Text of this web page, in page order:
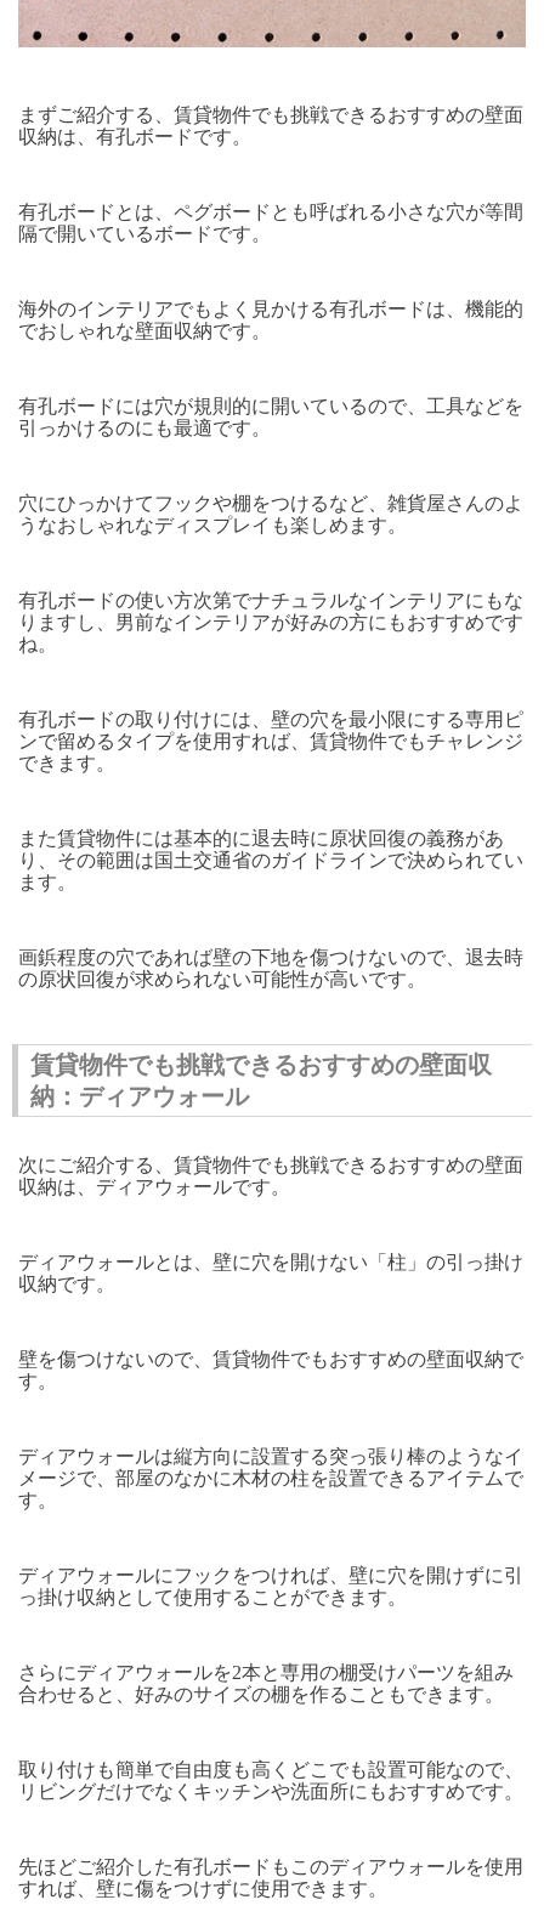
まずご紹介する、賃貸物件でも挑戦できるおすすめの壁面
収納は、有孔ボードです。
有孔ボードとは、ペグボードとも呼ばれる小さな穴が等間
隔で開いているボードです。
海外のインテリアでもよく見かける有孔ボードは、機能的
でおしゃれな壁面収納です。
有孔ボードには穴が規則的に開いているので、工具などを
引っかけるのにも最適です。
穴にひっかけてフックや棚をつけるなど、雑貨屋さんのよ
うなおしゃれなディスプレイも楽しめます。
有孔ボードの使い方次第でナチュラルなインテリアにもな
りますし、男前なインテリアが好みの方にもおすすめです
ね。
有孔ボードの取り付けには、壁の穴を最小限にする専用ピ
ンで留めるタイプを使用すれば、賃貸物件でもチャレンジ
できます。
また賃貸物件には基本的に退去時に原状回復の義務があ
り、その範囲は国土交通省のガイドラインで決められてい
ます。
画鋲程度の穴であれば壁の下地を傷つけないので、退去時
の原状回復が求められない可能性が高いです。
賃貸物件でも挑戦できるおすすめの壁面収
納：ディアウォール
次にご紹介する、賃貸物件でも挑戦できるおすすめの壁面
収納は、ディアウォールです。
ディアウォールとは、壁に穴を開けない「柱」の引っ掛け
収納です。
壁を傷つけないので、賃貸物件でもおすすめの壁面収納で
す。
ディアウォールは縦方向に設置する突っ張り棒のようなイ
メージで、部屋のなかに木材の柱を設置できるアイテムで
す。
ディアウォールにフックをつければ、壁に穴を開けずに引
っ掛け収納として使用することができます。
さらにディアウォールを2本と専用の棚受けパーツを組み
合わせると、好みのサイズの棚を作ることもできます。
取り付けも簡単で自由度も高くどこでも設置可能なので、
リビングだけでなくキッチンや洗面所にもおすすめです。
先ほどご紹介した有孔ボードもこのディアウォールを使用
すれば、壁に傷をつけずに使用できます。